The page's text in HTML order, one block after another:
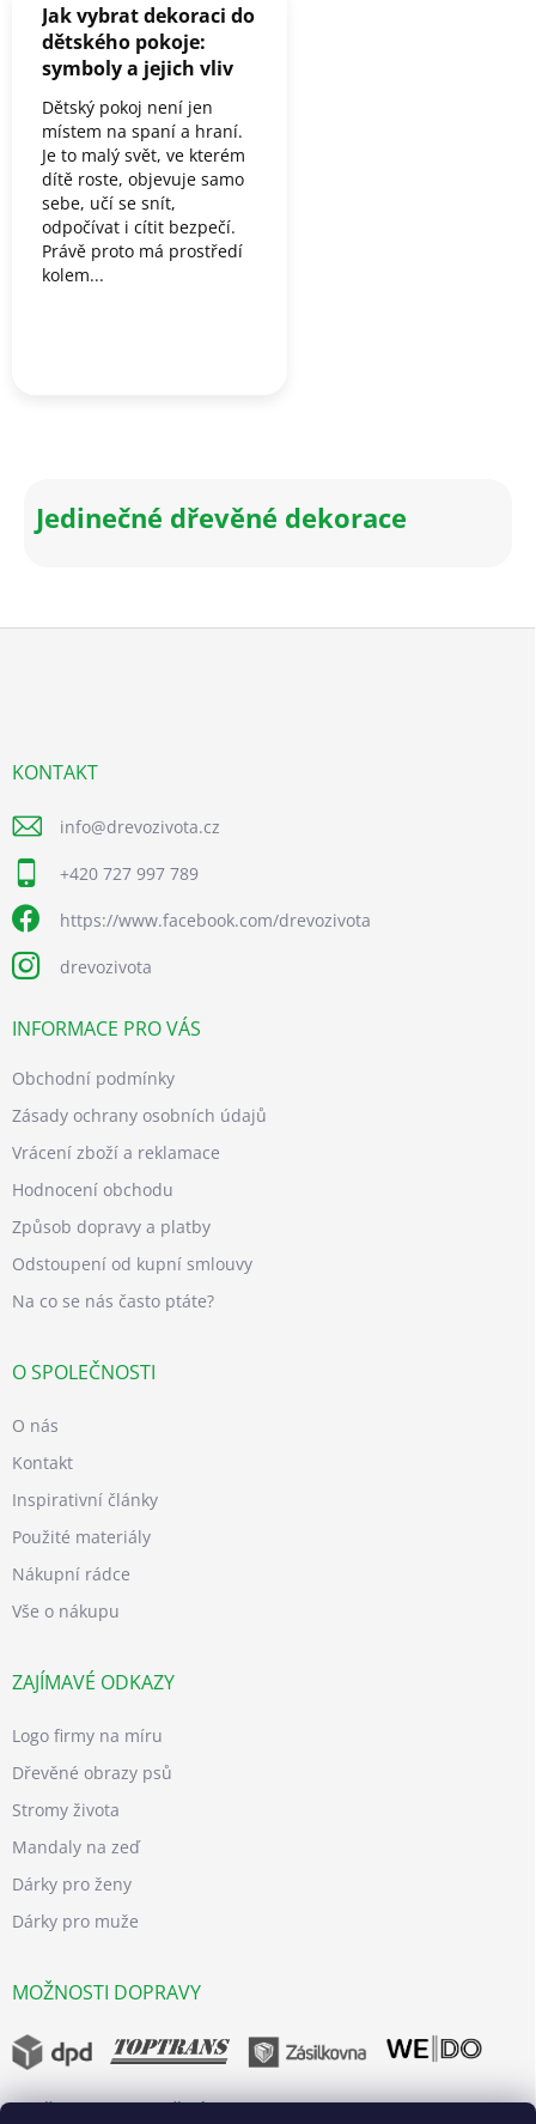
Jak vybrat dekoraci do
dětského pokoje:
symboly a jejich vliv
Dětský pokoj není jen
místem na spaní a hraní.
Je to malý svět, ve kterém
dítě roste, objevuje samo
sebe, učí se snít,
odpočívat i cítit bezpečí.
Právě proto má prostředí
kolem...
Jedinečné dřevěné dekorace
Z
KONTAKT
info@drevozivota.cz
+420 727 997 789
https://www.facebook.com/drevozivota
drevozivota
INFORMACE PRO VÁS
Obchodní podmínky
Zásady ochrany osobních údajů
Vrácení zboží a reklamace
Hodnocení obchodu
Způsob dopravy a platby
Odstoupení od kupní smlouvy
Na co se nás často ptáte?
O SPOLEČNOSTI
O nás
Kontakt
Inspirativní články
Použité materiály
Nákupní rádce
Vše o nákupu
ZAJÍMAVÉ ODKAZY
Logo firmy na míru
Dřevěné obrazy psů
Stromy života
Mandaly na zeď
Dárky pro ženy
Dárky pro muže
MOŽNOSTI DOPRAVY